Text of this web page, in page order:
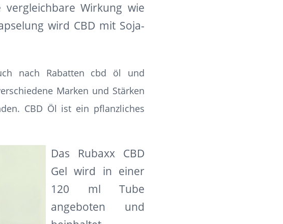
Wirkung wie
wird CBD mit Soja-
nach Rabatten cbd öl und
Marken und Stärken
CBD Öl ist ein pflanzliches
Das Rubaxx CBD
Gel wird in einer
120 ml Tube
angeboten und